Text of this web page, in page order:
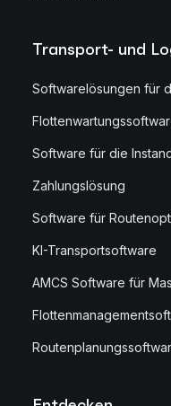
Transport- und
Softwarelösungen für
Software für die
Zahlungslösung
Software für
KI-Transportsoftware
AMCS Software für